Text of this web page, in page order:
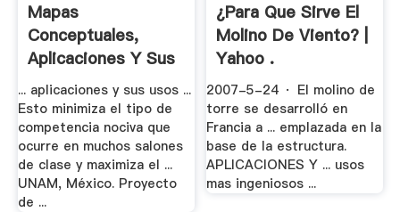
Mapas
Conceptuales,
Aplicaciones Y Sus
Usos
... aplicaciones y sus usos ...
Esto minimiza el tipo de
competencia nociva que
ocurre en muchos salones
de clase y maximiza el ...
UNAM, México. Proyecto
de ...
¿para Que Sirve El
Molino De Viento? |
Yahoo .
2007-5-24 · El molino de
torre se desarrolló en
Francia a ... emplazada en la
base de la estructura.
APLICACIONES Y ... usos
mas ingeniosos ...